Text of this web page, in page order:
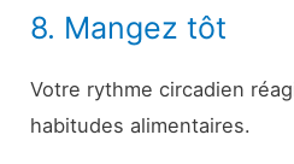
8. Mangez tôt
Votre rythme circadien
habitudes alimentaires.